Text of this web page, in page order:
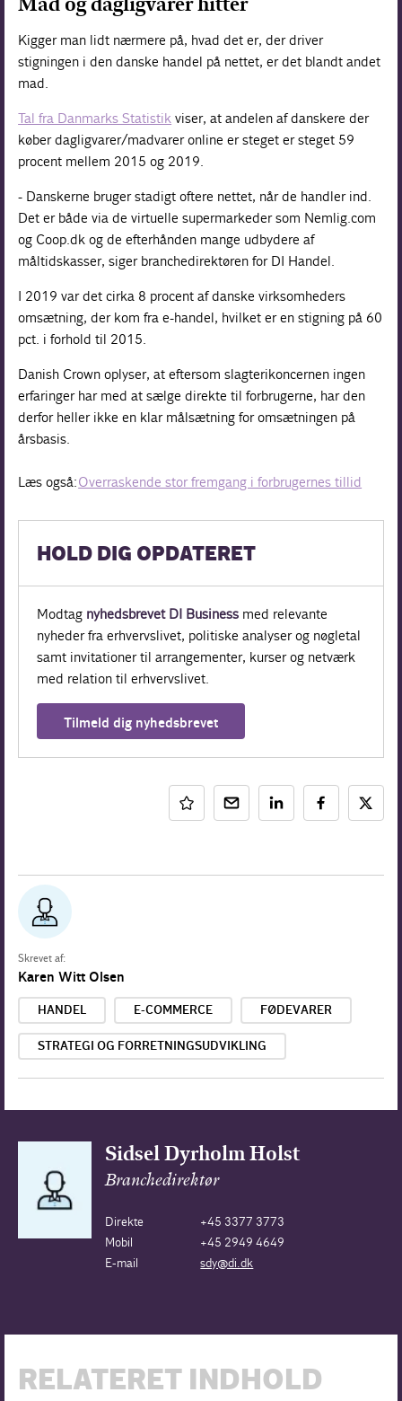
Kigger man lidt nærmere på, hvad det er, der driver
stigningen i den danske handel på nettet, er det blandt andet
mad.
Tal fra Danmarks Statistik viser, at andelen af danskere der
køber dagligvarer/madvarer online er steget er steget 59
procent mellem 2015 og 2019.
- Danskerne bruger stadigt oftere nettet, når de handler ind.
Det er både via de virtuelle supermarkeder som Nemlig.com
og Coop.dk og de efterhånden mange udbydere af
måltidskasser, siger branchedirektøren for DI Handel.
I 2019 var det cirka 8 procent af danske virksomheders
omsætning, der kom fra e-handel, hvilket er en stigning på 60
pct. i forhold til 2015.
Danish Crown oplyser, at eftersom slagterikoncernen ingen
erfaringer har med at sælge direkte til forbrugerne, har den
derfor heller ikke en klar målsætning for omsætningen på
årsbasis.
Læs også:Overraskende stor fremgang i forbrugernes tillid
HOLD DIG OPDATERET
Modtag nyhedsbrevet DI Business med relevante
nyheder fra erhvervslivet, politiske analyser og nøgletal
samt invitationer til arrangementer, kurser og netværk
med relation til erhvervslivet.
Tilmeld dig nyhedsbrevet
Skrevet af:
Karen Witt Olsen
HANDEL E-COMMERCE FØDEVARER
STRATEGI OG FORRETNINGSUDVIKLING
Sidsel Dyrholm Holst
Branchedirektør
Direkte
+45 3377 3773
Mobil
+45 2949 4649
E-mail
sdy@di.dk
RELATERET INDHOLD